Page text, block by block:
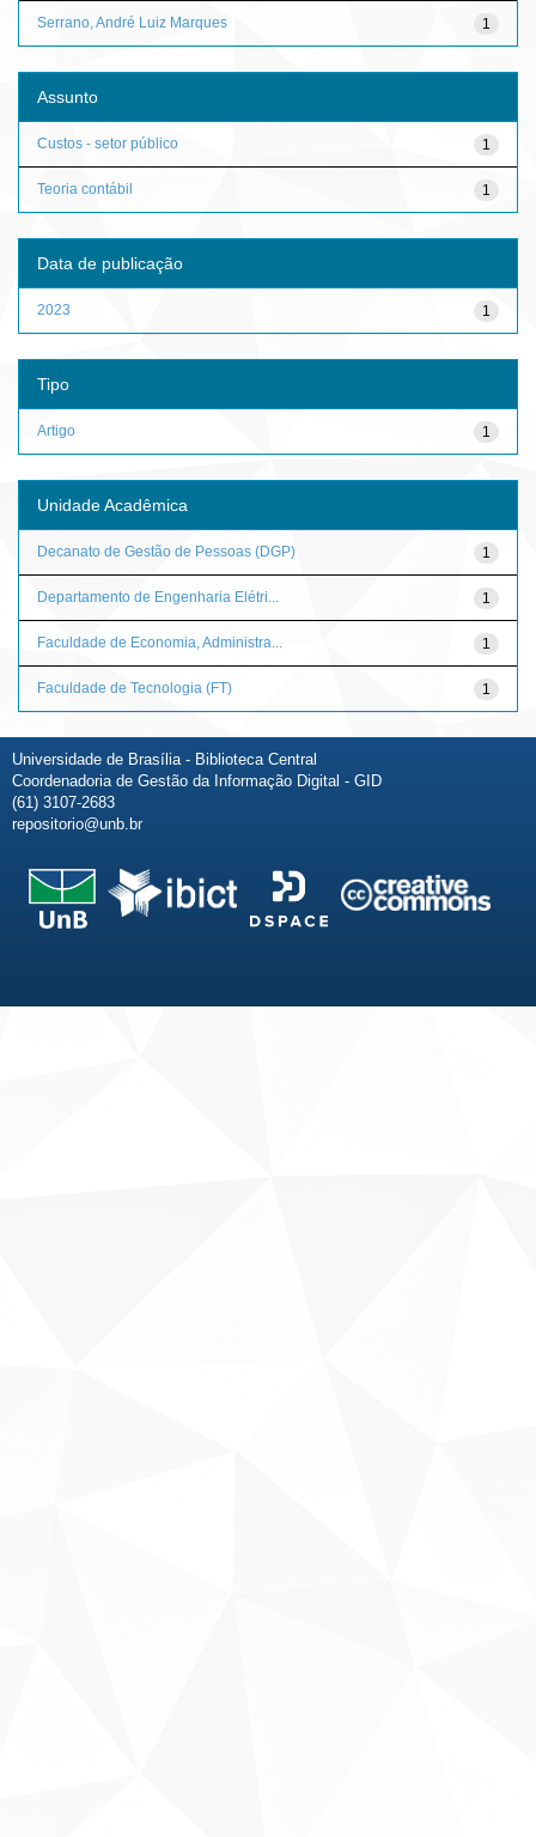
1
Serrano, André Luiz Marques
Assunto
1
Custos - setor público
1
Teoria contábil
Data de publicação
1
2023
Tipo
1
Artigo
Unidade Acadêmica
1
Decanato de Gestão de Pessoas (DGP)
1
Departamento de Engenharia Elétri...
1
Faculdade de Economia, Administra...
1
Faculdade de Tecnologia (FT)
Universidade de Brasília - Biblioteca Central
Coordenadoria de Gestão da Informação Digital - GID
(61) 3107-2683
repositorio@unb.br